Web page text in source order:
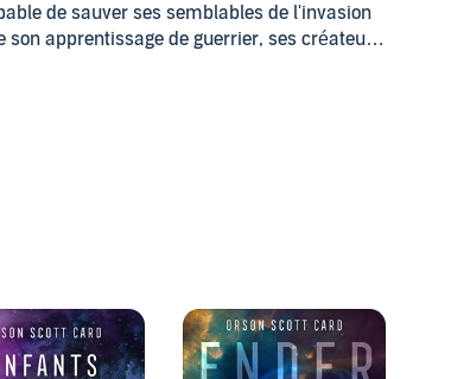
de sauver ses semblables de l'invasion
apprentissage de guerrier, ses créateurs
n'ont-ils pas damné l'humanité elle-